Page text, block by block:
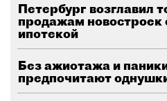
Петербург возглавил
продажам новостроек
ипотекой
Без ажиотажа и
предпочитают